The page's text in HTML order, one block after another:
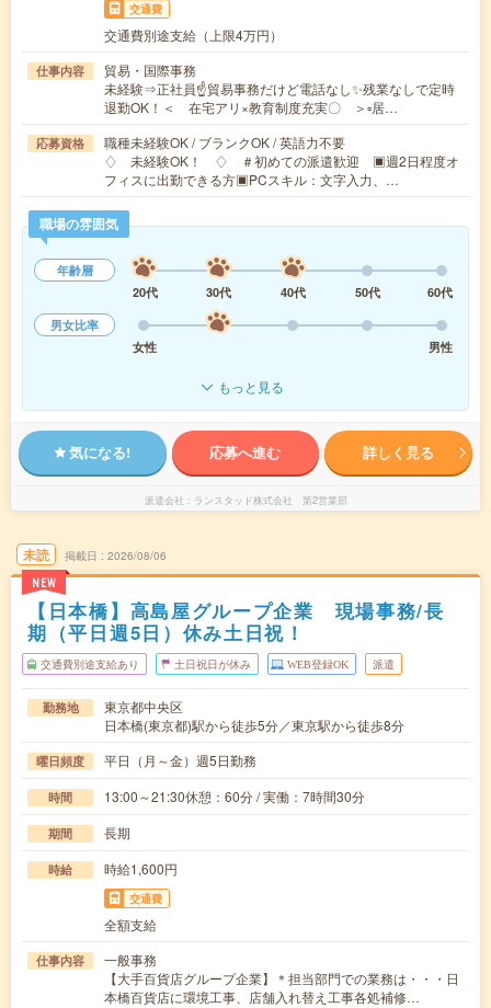
交通費
交通費別途支給（上限4万円）
仕事内容
貿易・国際事務
未経験⇒正社員☝貿易事務だけど電話なし✨残業なしで定時
退勤OK！＜ 在宅アリ×教育制度充実〇 ＞▫居…
応募資格
職種未経験OK / ブランクOK / 英語力不要
♢ 未経験OK！ ♢ ＃初めての派遣歓迎 ▣週2日程度オ
フィスに出勤できる方▣PCスキル：文字入力、…
職場の雰囲気
年齢層
20代
30代 40代 50代
60代
男女比率
女性
男性
もっと見る
気になる! 応募へ進む 詳しく見る
派遣会社 ランスタッド株式会社 第2営業部
未読
NEW
掲載日 2026/08/06
【日本橋】高島屋グループ企業 現場事務/長
期（平日週5日）休み土日祝！
交通費別途支給あり 土日祝日が休み WEB登録OK 派遣
勤務地
東京都中央区
日本橋(東京都)駅から徒歩5分／東京駅から徒歩8分
曜日頻度 平日（月～金）週5日勤務
時間 13:00～21:30休憩：60分 / 実働：7時間30分
期間 長期
時給 時給1,600円
交通費
全額支給
仕事内容
一般事務
【大手百貨店グループ企業】＊担当部門での業務は・・・日
本橋百貨店に環境工事、店舗入れ替え工事各処補修…